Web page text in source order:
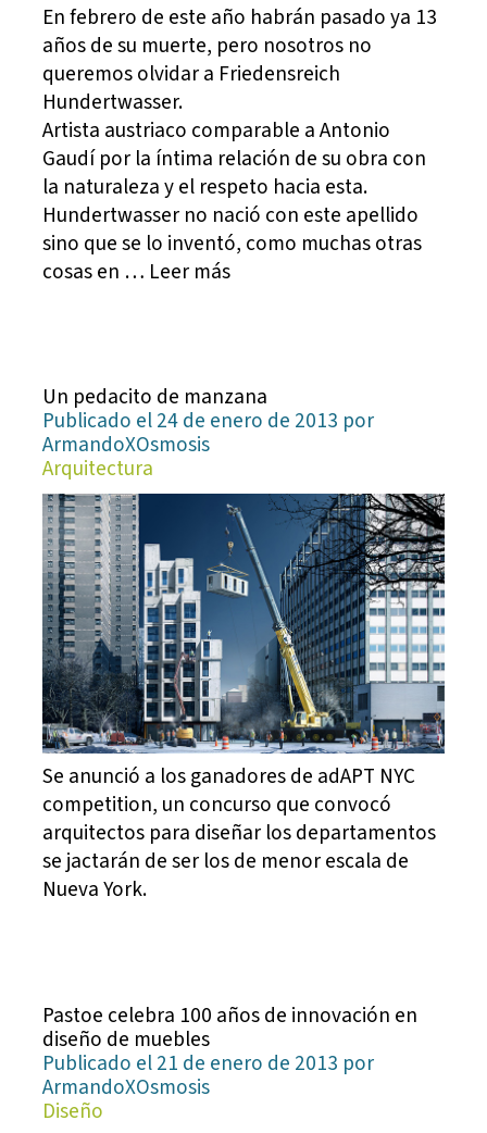
En febrero de este año habrán pasado ya 13
años de su muerte, pero nosotros no
queremos olvidar a Friedensreich
Hundertwasser.
Artista austriaco comparable a Antonio
Gaudí por la íntima relación de su obra con
la naturaleza y el respeto hacia esta.
Hundertwasser no nació con este apellido
sino que se lo inventó, como muchas otras
cosas en … Leer más
Un pedacito de manzana
Publicado el 24 de enero de 2013 por
ArmandoXOsmosis
Arquitectura
Se anunció a los ganadores de adAPT NYC
competition, un concurso que convocó
arquitectos para diseñar los departamentos
se jactarán de ser los de menor escala de
Nueva York.
Pastoe celebra 100 años de innovación en
diseño de muebles
Publicado el 21 de enero de 2013 por
ArmandoXOsmosis
Diseño